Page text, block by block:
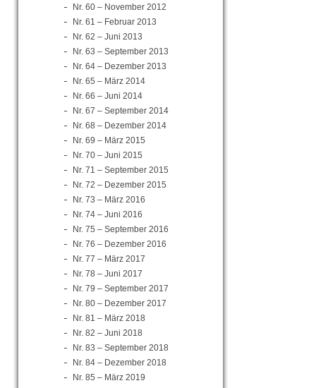
Nr. 60 – November 2012
Nr. 61 – Februar 2013
Nr. 62 – Juni 2013
Nr. 63 – September 2013
Nr. 64 – Dezember 2013
Nr. 65 – März 2014
Nr. 66 – Juni 2014
Nr. 67 – September 2014
Nr. 68 – Dezember 2014
Nr. 69 – März 2015
Nr. 70 – Juni 2015
Nr. 71 – September 2015
Nr. 72 – Dezember 2015
Nr. 73 – März 2016
Nr. 74 – Juni 2016
Nr. 75 – September 2016
Nr. 76 – Dezember 2016
Nr. 77 – März 2017
Nr. 78 – Juni 2017
Nr. 79 – September 2017
Nr. 80 – Dezember 2017
Nr. 81 – März 2018
Nr. 82 – Juni 2018
Nr. 83 – September 2018
Nr. 84 – Dezember 2018
Nr. 85 – März 2019